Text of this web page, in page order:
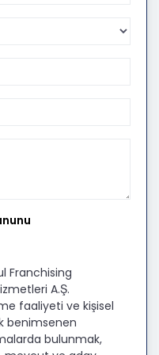
Franchising
A.Ş.
faaliyeti ve kişisel
benimsenen
bulunmak,